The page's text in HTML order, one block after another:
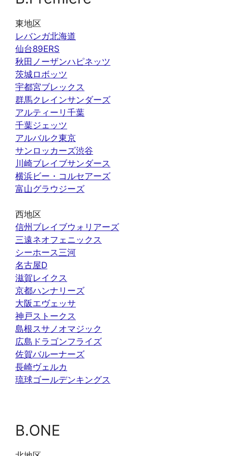
東地区
レバンガ北海道
仙台89ERS
秋田ノーザンハピネッツ
茨城ロボッツ
宇都宮ブレックス
群馬クレインサンダーズ
アルティーリ千葉
千葉ジェッツ
アルバルク東京
サンロッカーズ渋谷
川崎ブレイブサンダース
横浜ビー・コルセアーズ
富山グラウジーズ
西地区
信州ブレイブウォリアーズ
三遠ネオフェニックス
シーホース三河
名古屋D
滋賀レイクス
京都ハンナリーズ
大阪エヴェッサ
神戸ストークス
島根スサノオマジック
広島ドラゴンフライズ
佐賀バルーナーズ
長崎ヴェルカ
琉球ゴールデンキングス
B.ONE